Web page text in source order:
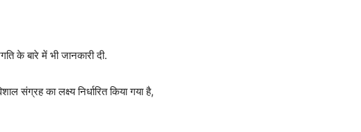
के बारे में भी जानकारी दी.
संग्रह का लक्ष्य निर्धारित किया गया है,